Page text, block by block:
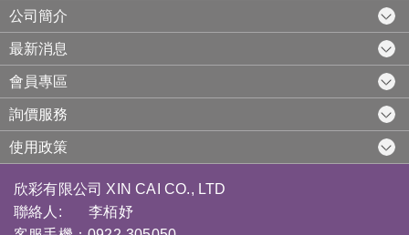
公司簡介
最新消息
會員專區
詢價服務
使用政策
欣彩有限公司 XIN CAI CO., LTD
聯絡人: 李栢妤